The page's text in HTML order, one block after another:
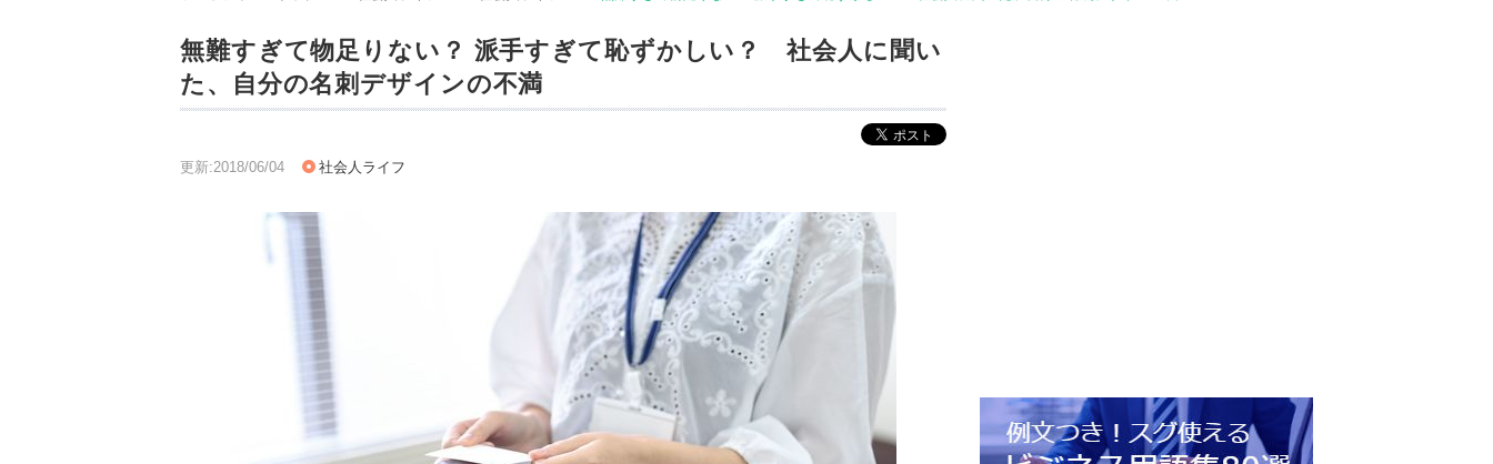
無難すぎて物足りない？ 派手すぎて恥ずかしい？ 社会人に聞い
た、自分の名刺デザインの不満
更新:2018/06/04 社会人ライフ